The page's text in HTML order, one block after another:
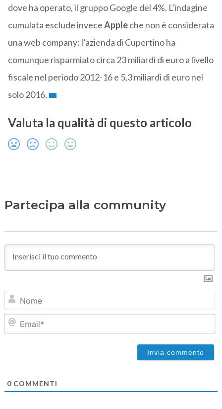
dove ha operato, il gruppo Google del 4%. L’indagine
cumulata esclude inveceAppleche non è considerata
una web company: l’azienda di Cupertino ha
comunque risparmiato circa 23 miliardi di euro a livello
fiscale nel periodo 2012-16 e 5,3 miliardi di euro nel
solo 2016.
Valuta la qualità di questo articolo
Partecipa alla community
0COMMENTI